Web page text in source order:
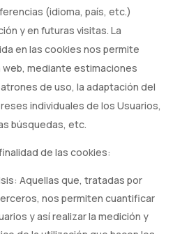
(idioma, país, etc.)
y en futuras visitas. La
en las cookies nos permite
web, mediante estimaciones
de uso, la adaptación del
individuales de los Usuarios,
búsquedas, etc.
de las cookies:
Aquellas que, tratadas por
nos permiten cuantificar
y así realizar la medición y